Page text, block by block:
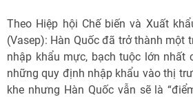
Theo Hiệp hội Chế biến và Xuất
(Vasep): Hàn Quốc đã trở thành một
nhập khẩu mực, bạch tuộc lớn nhất
những quy định nhập khẩu vào thị
khe nhưng Hàn Quốc vẫn sẽ là